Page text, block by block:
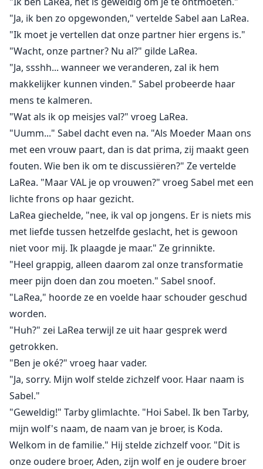
"Ja, ik ben zo opgewonden," vertelde Sabel aan LaRea.
"Ik moet je vertellen dat onze partner hier ergens is."
"Wacht, onze partner? Nu al?" gilde LaRea.
"Ja, ssshh... wanneer we veranderen, zal ik hem
makkelijker kunnen vinden." Sabel probeerde haar
mens te kalmeren.
"Wat als ik op meisjes val?" vroeg LaRea.
"Uumm..." Sabel dacht even na. "Als Moeder Maan ons
met een vrouw paart, dan is dat prima, zij maakt geen
fouten. Wie ben ik om te discussiëren?" Ze vertelde
LaRea. "Maar VAL je op vrouwen?" vroeg Sabel met een
lichte frons op haar gezicht.
LaRea giechelde, "nee, ik val op jongens. Er is niets mis
met liefde tussen hetzelfde geslacht, het is gewoon
niet voor mij. Ik plaagde je maar." Ze grinnikte.
"Heel grappig, alleen daarom zal onze transformatie
meer pijn doen dan zou moeten." Sabel snoof.
"LaRea," hoorde ze en voelde haar schouder geschud
worden.
"Huh?" zei LaRea terwijl ze uit haar gesprek werd
getrokken.
"Ben je oké?" vroeg haar vader.
"Ja, sorry. Mijn wolf stelde zichzelf voor. Haar naam is
Sabel."
"Geweldig!" Tarby glimlachte. "Hoi Sabel. Ik ben Tarby,
mijn wolf's naam, de naam van je broer, is Koda.
Welkom in de familie." Hij stelde zichzelf voor. "Dit is
onze oudere broer, Aden, zijn wolf en je oudere broer